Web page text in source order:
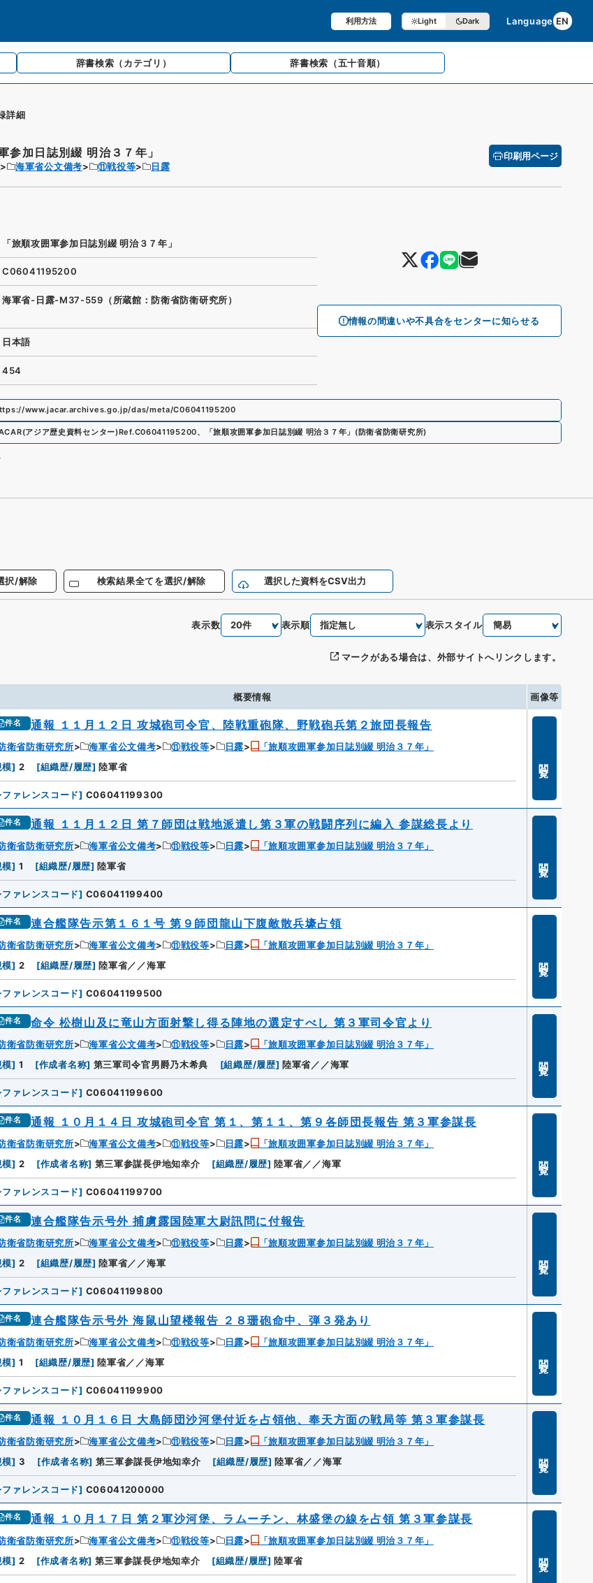
利用方法 Light Dark Language EN
辞書検索 （カテゴリ） 辞書検索 （五十音順）
詳細
参加日誌別綴 明治３７年」
海軍省公文備考 ⑪戦役等 日露
印刷用ページ
情報の間違いや不具合をセンターに知らせる
「旅順攻囲軍参加日誌別綴 明治３７年」
C06041195200
海軍省-日露-M37-559（所蔵館：防衛省防衛研究所）
日本語
454
www.jacar.archives.go.jp/das/meta/C06041195200
アジア歴史資料センター)Ref.C06041195200、 「旅順攻囲軍参加日誌別綴 明治３７年」 ( 防衛省防衛研究所)
択/解除 検索結果全てを選択/解除 選択した資料をCSV出力
表示数 表示順 表示スタイル
マークがある場合は、外部サイトへリンクします。
概要情報 画像等
件名 通報 １１月１２日 攻城砲司令官、陸戦重砲隊、野戦砲兵第２旅団長報告
衛省防衛研究所 海軍省公文備考 ⑪戦役等 日露
「旅順攻囲軍参加日誌別綴 明治３７年」
模] 2 [組織歴/履歴] 陸軍省
ファレンスコード] C06041199300
件名 通報 １１月１２日 第７師団は戦地派遣し第３軍の戦闘序列に編入 参謀総長より
衛省防衛研究所 海軍省公文備考 ⑪戦役等 日露
「旅順攻囲軍参加日誌別綴 明治３７年」
模] 1 [組織歴/履歴] 陸軍省
ファレンスコード] C06041199400
件名 連合艦隊告示第１６１号 第９師団龍山下腹敵散兵壕占領
衛省防衛研究所 海軍省公文備考 ⑪戦役等 日露
「旅順攻囲軍参加日誌別綴 明治３７年」
模] 2 [組織歴/履歴] 陸軍省／／海軍
ファレンスコード] C06041199500
件名 命令 松樹山及に竜山方面射撃し得る陣地の選定すべし 第３軍司令官より
衛省防衛研究所 海軍省公文備考 ⑪戦役等 日露
「旅順攻囲軍参加日誌別綴 明治３７年」
模] 1 [作成者名称] 第三軍司令官男爵乃木希典 [組織歴/履歴] 陸軍省／／海軍
ファレンスコード] C06041199600
件名 通報 １０月１４日 攻城砲司令官 第１、第１１、第９各師団長報告 第３軍参謀長
衛省防衛研究所 海軍省公文備考 ⑪戦役等 日露
「旅順攻囲軍参加日誌別綴 明治３７年」
模] 2 [作成者名称] 第三軍参謀長伊地知幸介 [組織歴/履歴] 陸軍省／／海軍
ファレンスコード] C06041199700
件名 連合艦隊告示号外 捕虜露国陸軍大尉訊問に付報告
衛省防衛研究所 海軍省公文備考 ⑪戦役等 日露
「旅順攻囲軍参加日誌別綴 明治３７年」
模] 2 [組織歴/履歴] 陸軍省／／海軍
ファレンスコード] C06041199800
件名 連合艦隊告示号外 海鼠山望楼報告 ２８珊砲命中、弾３発あり
衛省防衛研究所 海軍省公文備考 ⑪戦役等 日露
「旅順攻囲軍参加日誌別綴 明治３７年」
模] 1 [組織歴/履歴] 陸軍省／／海軍
ファレンスコード] C06041199900
件名 通報 １０月１６日 大島師団沙河堡付近を占領他、奉天方面の戦局等 第３軍参謀長
衛省防衛研究所 海軍省公文備考 ⑪戦役等 日露
「旅順攻囲軍参加日誌別綴 明治３７年」
模] 3 [作成者名称] 第三軍参謀長伊地知幸介 [組織歴/履歴] 陸軍省／／海軍
ファレンスコード] C06041200000
件名 通報 １０月１７日 第２軍沙河堡、ラムーチン、林盛堡の線を占領 第３軍参謀長
衛省防衛研究所 海軍省公文備考 ⑪戦役等 日露
「旅順攻囲軍参加日誌別綴 明治３７年」
模] 2 [作成者名称] 第三軍参謀長伊地知幸介 [組織歴/履歴] 陸軍省